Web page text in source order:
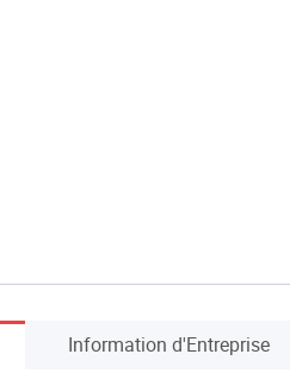
Information d'Entreprise